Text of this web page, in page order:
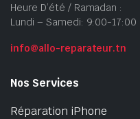
Heure D’été / Ramadan :
Lundi – Samedi: 9:00-17:00
info@allo-reparateur.tn
Nos Services
Réparation iPhone